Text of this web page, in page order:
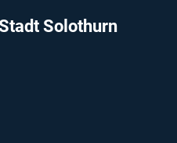
Solothurn